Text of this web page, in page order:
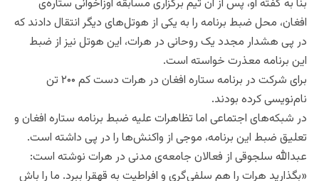
بنا به گفته او، پس از آن تیم برگزاری مسابقه آوزاخوانی ستاره‌ی
افغان، محل ضبط برنامه را به یکی از هوتل‌های دیگر انتقال دادند که
در پی هشدار مجدد یک روحانی در هرات، این هوتل نیز از ضبط
این برنامه معذرت خواسته است.
برای شرکت در برنامه ستاره افغان در هرات دست‌ کم ۲۰۰ تن
نام‌نویسی کرده بودند.
در شبکه‌های اجتماعی اما تظاهرات علیه ضبط برنامه ستاره افغان و
تعلیق ضبط این برنامه، موجی از واکنش‌ها را در پی داشته است.
عبدالله سلجوقی از فعالان جامعه‌ی مدنی در هرات نوشته است:
«بگذارید هرات را هم سلفی‌گری و افراطیت به قهقرا ببرد. ما را باش